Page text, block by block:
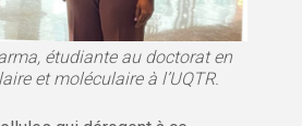
étudiante au doctorat en
et moléculaire à l’UQTR.